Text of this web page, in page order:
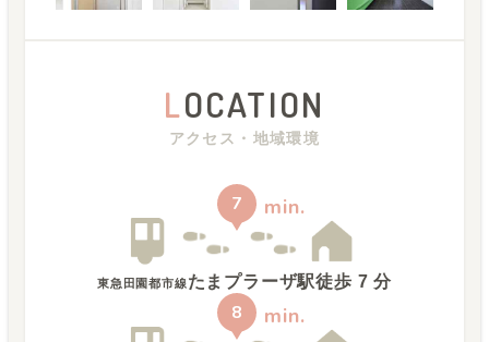
LOCATION
アクセス・地域環境
7 min.
東急田園都市線たまプラーザ駅徒歩 7 分
8 min.